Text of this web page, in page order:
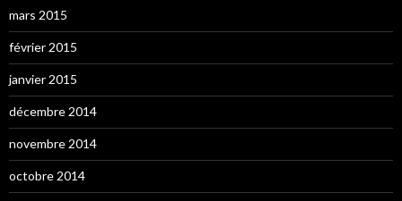
mars 2015
février 2015
janvier 2015
décembre 2014
novembre 2014
octobre 2014